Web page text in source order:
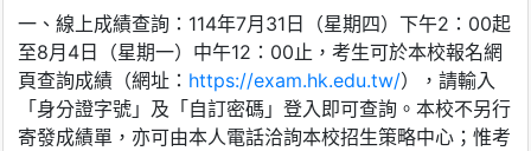
一、線上成績查詢：114年7月31日（星期四）下午2：00起
至8月4日（星期一）中午12：00止，考生可於本校報名網
頁查詢成績（網址： https://exam.hk.edu.tw/），請輸入
「身分證字號」及「自訂密碼」登入即可查詢。本校不另行
寄發成績單，亦可由本人電話洽詢本校招生策略中心；惟考